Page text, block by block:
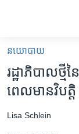
គេហទំព័រ​
ទាក់ទង
រំលង​
និង​
អន្តរជាតិ
នយោបាយ
រដ្ឋាភិបាល​ថ្
ពេល​មាន​វិបត្តិ​
Lisa Schlein